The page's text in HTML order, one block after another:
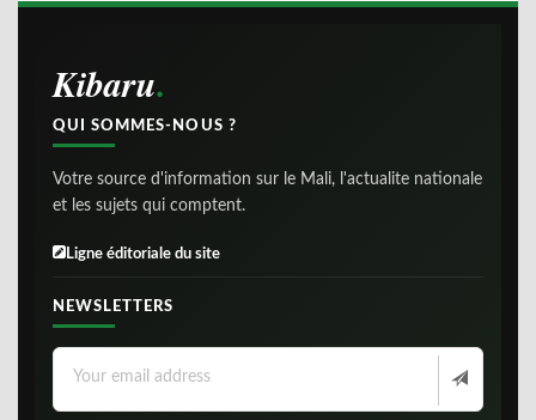
Kibaru
QUI SOMMES-NOUS ?
Votre source d'information sur le Mali, l'actualite nationale
et les sujets qui comptent.
Ligne éditoriale du site
NEWSLETTERS